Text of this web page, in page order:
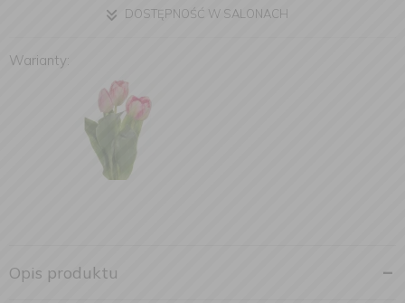
DOSTĘPNOŚĆ W SALONACH
Warianty:
Opis produktu